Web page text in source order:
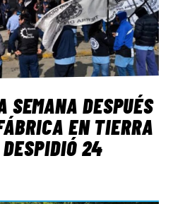
SEMANA DESPUÉS
EN TIERRA
DESPIDIÓ 24